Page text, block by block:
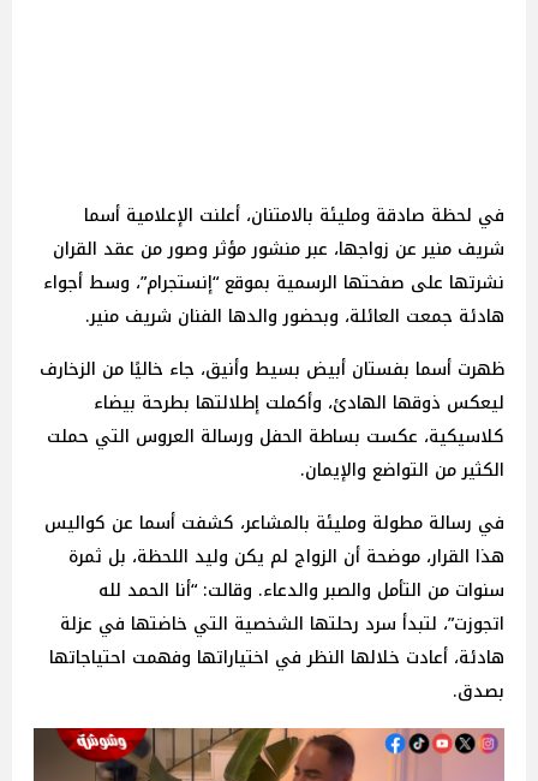
في لحظة صادقة ومليئة بالامتنان، أعلنت الإعلامية أسما
شريف منير عن زواجها، عبر منشور مؤثر وصور من عقد القران
نشرتها على صفحتها الرسمية بموقع “إنستجرام”، وسط أجواء
هادئة جمعت العائلة، وبحضور والدها الفنان شريف منير.
ظهرت أسما بفستان أبيض بسيط وأنيق، جاء خاليًا من الزخارف
ليعكس ذوقها الهادئ، وأكملت إطلالتها بطرحة بيضاء
كلاسيكية، عكست بساطة الحفل ورسالة العروس التي حملت
الكثير من التواضع والإيمان.
في رسالة مطولة ومليئة بالمشاعر، كشفت أسما عن كواليس
هذا القرار، موضحة أن الزواج لم يكن وليد اللحظة، بل ثمرة
سنوات من التأمل والصبر والدعاء. وقالت: “أنا الحمد لله
اتجوزت”، لتبدأ سرد رحلتها الشخصية التي خاضتها في عزلة
هادئة، أعادت خلالها النظر في اختياراتها وفهمت احتياجاتها
بصدق.